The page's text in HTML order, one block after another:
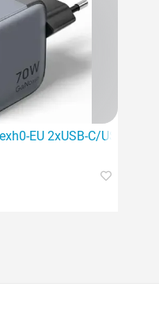
A
EU 2xUSB-C/USB-A